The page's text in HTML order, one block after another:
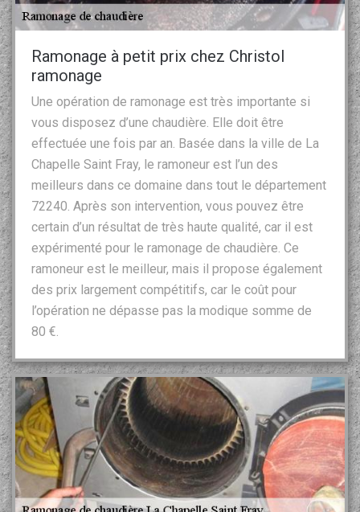
Ramonage à petit prix chez Christol
ramonage
Une opération de ramonage est très importante si
vous disposez d’une chaudière. Elle doit être
effectuée une fois par an. Basée dans la ville de La
Chapelle Saint Fray, le ramoneur est l’un des
meilleurs dans ce domaine dans tout le département
72240. Après son intervention, vous pouvez être
certain d’un résultat de très haute qualité, car il est
expérimenté pour le ramonage de chaudière. Ce
ramoneur est le meilleur, mais il propose également
des prix largement compétitifs, car le coût pour
l’opération ne dépasse pas la modique somme de
80 €.